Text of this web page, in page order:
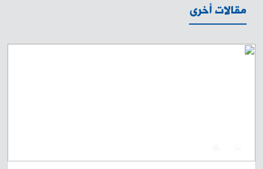
مقالات أخرى